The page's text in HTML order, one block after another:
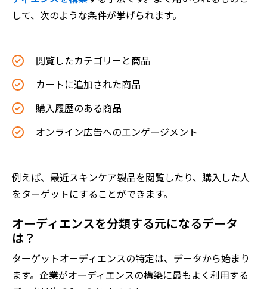
して、次のような条件が挙げられます。
閲覧したカテゴリーと商品
カートに追加された商品
購入履歴のある商品
オンライン広告へのエンゲージメント
例えば、最近スキンケア製品を閲覧したり、購入した人
をターゲットにすることができます。
オーディエンスを分類する元になるデータ
は？
ターゲットオーディエンスの特定は、データから始まり
ます。企業がオーディエンスの構築に最もよく利用する